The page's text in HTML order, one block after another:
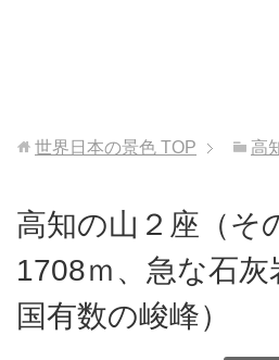
世界日本の景色 TOP 高
高知の山２座（そ
1708ｍ、急な石灰
国有数の峻峰）